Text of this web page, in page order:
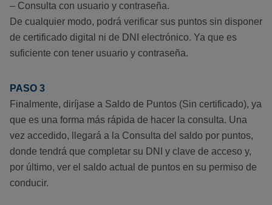
– Consulta con usuario y contraseña.
De cualquier modo, podrá verificar sus puntos sin disponer
de certificado digital ni de DNI electrónico. Ya que es
suficiente con tener usuario y contraseña.
PASO 3
Finalmente, diríjase a Saldo de Puntos (Sin certificado), ya
que es una forma más rápida de hacer la consulta. Una
vez accedido, llegará a la Consulta del saldo por puntos,
donde tendrá que completar su DNI y clave de acceso y,
por último, ver el saldo actual de puntos en su permiso de
conducir.